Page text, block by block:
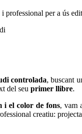
professional per a ús
controlada, buscant
del seu primer llibre.
i el color de fons, vam
creatiu: projecta